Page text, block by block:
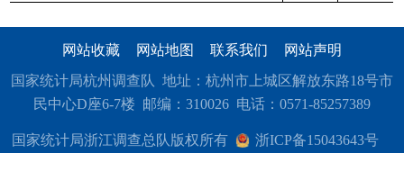
网站收藏 网站地图 联系我们 网站声明
国家统计局杭州调查队 地址：杭州市上城区解放东路18号市
民中心D座6-7楼 邮编：310026 电话：0571-85257389
国家统计局浙江调查总队版权所有 浙ICP备15043643号